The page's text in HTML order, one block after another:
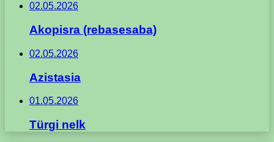
02.05.2026
Akopisra (rebasesaba)
02.05.2026
Azistasia
01.05.2026
Türgi nelk